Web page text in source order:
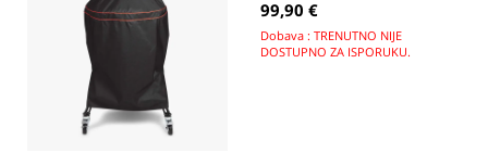
99,90 €
Dobava : TRENUTNO NIJE
DOSTUPNO ZA ISPORUKU.